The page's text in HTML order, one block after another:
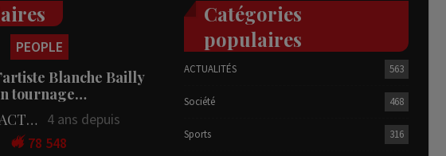
PEOPLE
Blanche Bailly
tournage…
LA REDACTION
4 ans depuis
78 548
Catégories
populaires
ACTUALITÉS 563
Société 468
Sports 316